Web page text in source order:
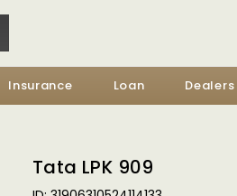
Insurance Loan Dealers
Tata LPK 909